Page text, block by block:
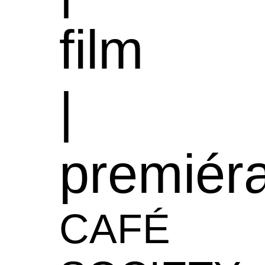
film
|
CAFÉ